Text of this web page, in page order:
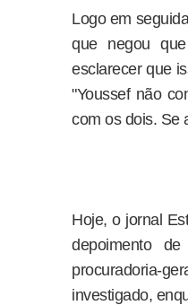
Logo em
que negou
esclarecer que
"Youssef não
com os dois. Se
Hoje, o jornal
depoimento
procuradoria-
investigado,